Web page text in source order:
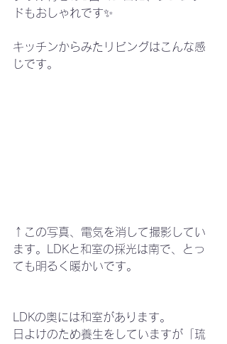
ドもおしゃれです✨
キッチンからみたリビングはこんな感
じです。
↑この写真、電気を消して撮影してい
ます。LDKと和室の採光は南で、とっ
ても明るく暖かいです。
LDKの奥には和室があります。
日よけのため養生をしていますが「琉